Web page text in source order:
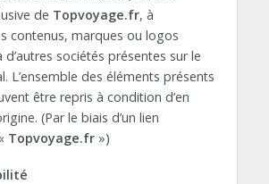
de Topvoyage.fr, à
contenus, marques ou logos
sociétés présentes sur le
L’ensemble des éléments présents
être repris à condition d’en
(Par le biais d’un lien
Topvoyage.fr»)